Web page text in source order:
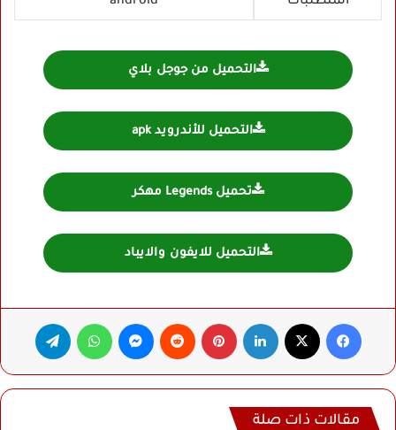
التحميل من جوجل بلاي
التحميل للأندرويد apk
تحميل Legends مهكر
التحميل للايفون والايباد
فيسبوك لينكدإن بينتيريست ماسنجر واتساب
مقالات ذات صلة